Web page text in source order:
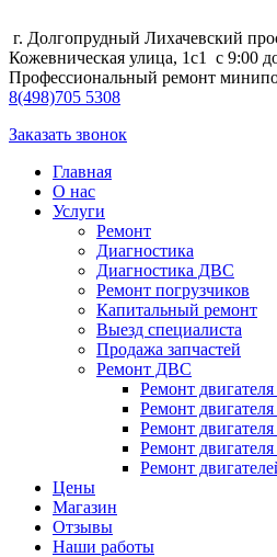
г. Долгопрудный Лихачевский
Кожевническая улица, 1с1
с 9:00
Профессиональный ремонт
8(498)705 5308
Заказать звонок
Главная
О нас
Услуги
Ремонт
Диагностика
Диагностика ДВС
Ремонт погрузчиков
Капитальный ремонт
Выезд специалиста
Продажа запчастей
Ремонт ДВС
Ремонт
Ремонт
Ремонт
Ремонт
Ремонт
Цены
Магазин
Отзывы
Наши работы